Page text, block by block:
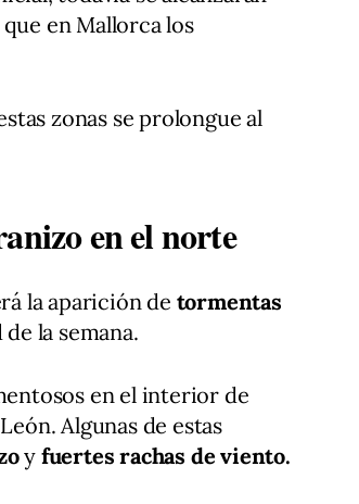
en Mallorca los
zonas se prolongue al
en el norte
la aparición de tormentas
la semana.
en el interior de
Algunas de estas
y fuertes rachas de viento.